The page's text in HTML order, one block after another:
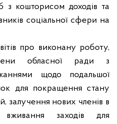
з кошторисом доходів та
соціальної сфери на
про виконану роботу,
обласної ради з
щодо подальшої
для покращення стану
залучення нових членів в
вживання заходів для